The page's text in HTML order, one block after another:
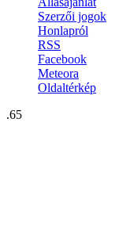
Szerzői jogok
Honlapról
RSS
Facebook
Meteora
Oldaltérkép
.65